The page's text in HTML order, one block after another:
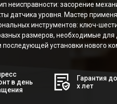
неисправности: засорение
датчика уровня. Мастер
инструментов: ключ-
размеров, необходимые для
последующей установки нового
в день
Гарантия
х лет